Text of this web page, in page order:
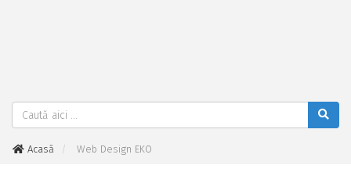
Acasă Web Design EKO